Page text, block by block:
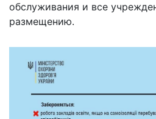
обслуживания и все
размещению.